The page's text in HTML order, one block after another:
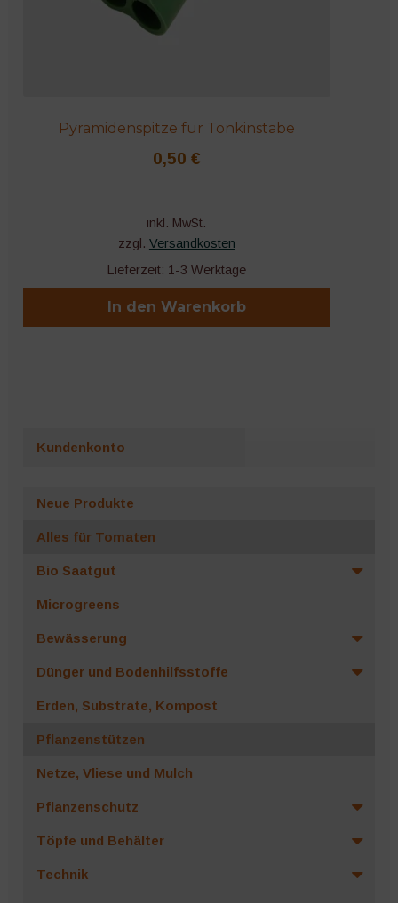
Pyramidenspitze für Tonkinstäbe
0,50 €
inkl. MwSt.
zzgl. Versandkosten
Lieferzeit: 1-3 Werktage
In den Warenkorb
Kundenkonto
Neue Produkte
Alles für Tomaten
Bio Saatgut
Microgreens
Bewässerung
Dünger und Bodenhilfsstoffe
Erden, Substrate, Kompost
Pflanzenstützen
Netze, Vliese und Mulch
Pflanzenschutz
Töpfe und Behälter
Technik